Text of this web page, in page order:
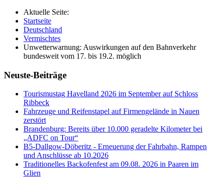
Aktuelle Seite:
Startseite
Deutschland
Vermischtes
Unwetterwarnung: Auswirkungen auf den Bahnverkehr
bundesweit vom 17. bis 19.2. möglich
Neuste-Beiträge
Tourismustag Havelland 2026 im September auf Schloss
Ribbeck
Fahrzeuge und Reifenstapel auf Firmengelände in Nauen
zerstört
Brandenburg: Bereits über 10.000 geradelte Kilometer bei
„ADFC on Tour“
B5-Dallgow-Döberitz - Erneuerung der Fahrbahn, Rampen
und Anschlüsse ab 10.2026
Traditionelles Backofenfest am 09.08. 2026 in Paaren im
Glien